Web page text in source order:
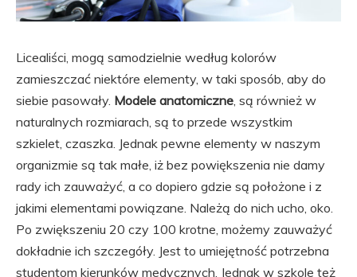
Licealiści, mogą samodzielnie według kolorów
zamieszczać niektóre elementy, w taki sposób, aby do
siebie pasowały. Modele anatomiczne, są również w
naturalnych rozmiarach, są to przede wszystkim
szkielet, czaszka. Jednak pewne elementy w naszym
organizmie są tak małe, iż bez powiększenia nie damy
rady ich zauważyć, a co dopiero gdzie są położone i z
jakimi elementami powiązane. Należą do nich ucho, oko.
Po zwiększeniu 20 czy 100 krotne, możemy zauważyć
dokładnie ich szczegóły. Jest to umiejętność potrzebna
studentom kierunków medycznych. Jednak w szkole też